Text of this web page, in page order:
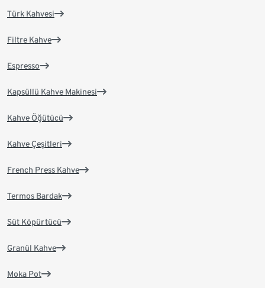
Türk Kahvesi
Filtre Kahve
Espresso
Kapsüllü Kahve Makinesi
Kahve Öğütücü
Kahve Çeşitleri
French Press Kahve
Termos Bardak
Süt Köpürtücü
Granül Kahve
Moka Pot